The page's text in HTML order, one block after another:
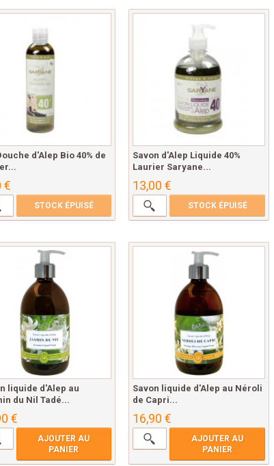
d'Alep Bio 40% de
€
STOCK ÉPUISÉ
Savon d'Alep Liquide 40%
Laurier Saryane...
13,00 €
STOCK ÉPUISÉ
liquide d'Alep au
du Nil Tadé...
€
AJOUTER AU
PANIER
Savon liquide d'Alep au Néroli
de Capri...
16,90 €
AJOUTER AU
PANIER